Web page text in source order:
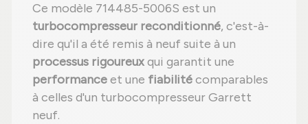
Ce modèle 714485-5006S est un
turbocompresseur reconditionné, c'est-à-
dire qu'il a été remis à neuf suite à un
processus rigoureuxqui garantit une
performanceet une fiabilitécomparables
à celles d'un turbocompresseur Garrett
neuf.